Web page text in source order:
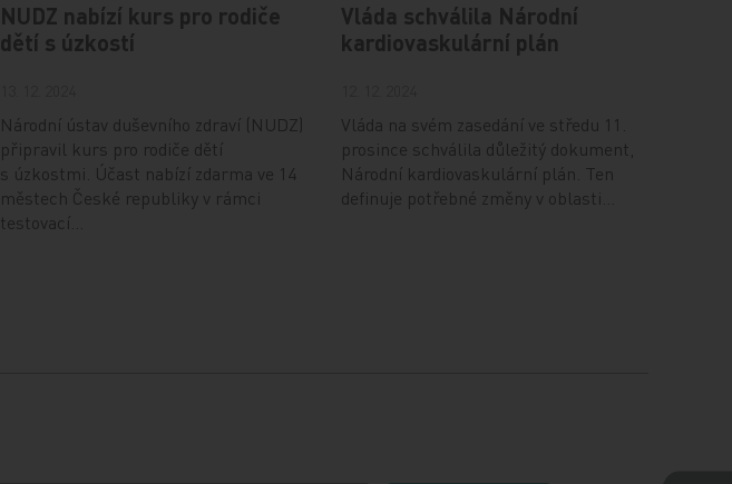
NUDZ nabízí kurs pro rodiče
dětí s úzkostí
Národní ústav duševního zdraví (NUDZ)
připravil kurs pro rodiče dětí
s úzkostmi. Účast nabízí zdarma ve 14
městech České republiky v rámci
testovací…
Vláda schválila Národní
kardiovaskulární plán
Vláda na svém zasedání ve středu 11.
prosince schválila důležitý dokument,
Národní kardiovaskulární plán. Ten
definuje potřebné změny v oblasti…